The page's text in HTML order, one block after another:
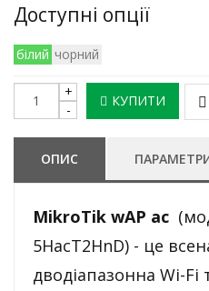
Доступні опції
білий чорний
КУПИТИ
ОПИС
MikroTik wAP ac
5HacT2HnD) - це
дводіапазонна Wi-